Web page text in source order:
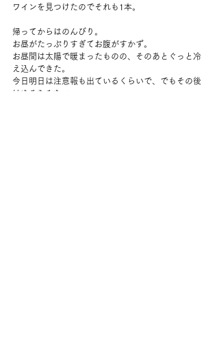
ワインを見つけたのでそれも1本。
帰ってからはのんびり。
お昼がたっぷりすぎてお腹がすかず。
お昼間は太陽で暖まったものの、そのあとぐっと冷
え込んできた。
今日明日は注意報も出ているくらいで、でもその後
はゆるむみたい。